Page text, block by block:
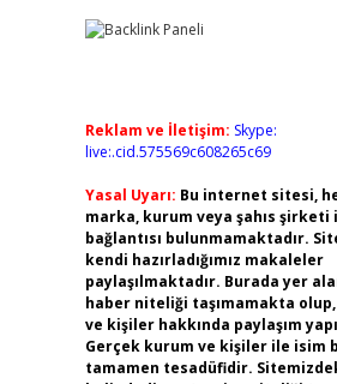
Reklam ve İletişim: Skype:
live:.cid.575569c608265c69
Yasal Uyarı: Bu internet sitesi,
marka, kurum veya şahıs şirketi
bağlantısı bulunmamaktadır.
kendi hazırladığımız makaleler
paylaşılmaktadır. Burada yer
haber niteliği taşımamakta
ve kişiler hakkında paylaşım
Gerçek kurum ve kişiler ile isim
tamamen tesadüfidir.